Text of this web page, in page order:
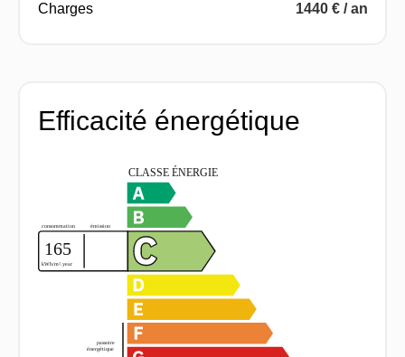
Charges 1440 € / an
Efficacité énergétique